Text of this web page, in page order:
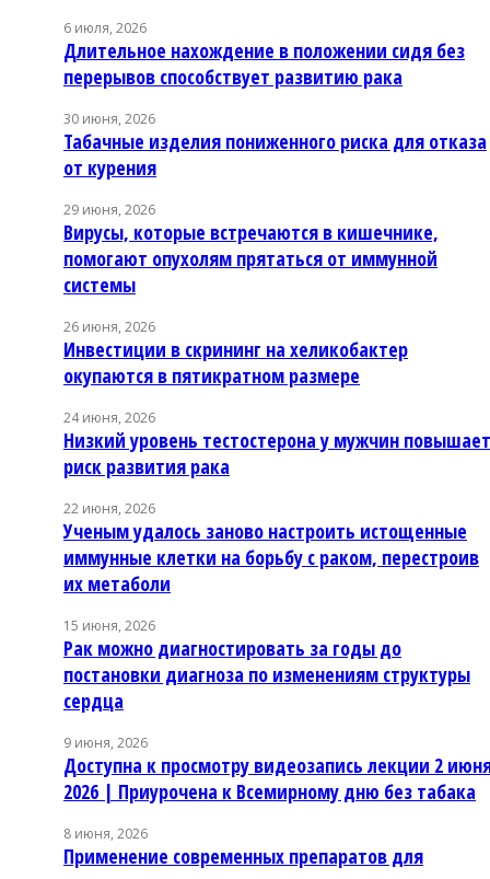
6 июля, 2026
Длительное нахождение в положении сидя без
перерывов способствует развитию рака
30 июня, 2026
Табачные изделия пониженного риска для отказа
от курения
29 июня, 2026
Вирусы, которые встречаются в кишечнике,
помогают опухолям прятаться от иммунной
системы
26 июня, 2026
Инвестиции в скрининг на хеликобактер
окупаются в пятикратном размере
24 июня, 2026
Низкий уровень тестостерона у мужчин повышает
риск развития рака
22 июня, 2026
Ученым удалось заново настроить истощенные
иммунные клетки на борьбу с раком, перестроив
их метаболи
15 июня, 2026
Рак можно диагностировать за годы до
постановки диагноза по изменениям структуры
сердца
9 июня, 2026
Доступна к просмотру видеозапись лекции 2
2026 | Приурочена к Всемирному дню без табака
8 июня, 2026
Применение современных препаратов для